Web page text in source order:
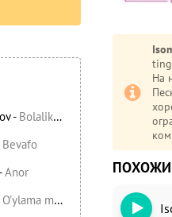
- Bolalikning ko'chalari
Bevafo
Anor
O'ylama mani
На
хорошем качестве.